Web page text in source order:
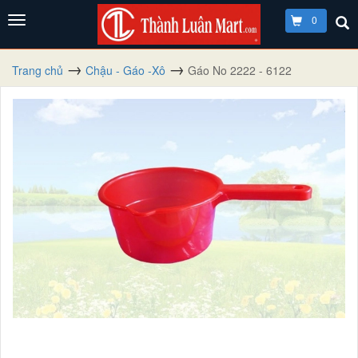
0
Trang chủ Chậu - Gáo -Xô Gáo No 2222 - 6122